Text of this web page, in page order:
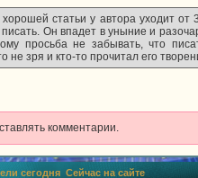
статьи у автора уходит от
Он впадет в уныние и
просьба не забывать, что
не зря и кто-то прочитал его
комментарии.
сегодня Сейчас на сайте